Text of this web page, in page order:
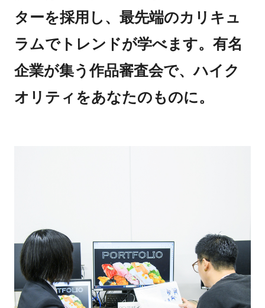
ターを採用し、最先端のカリキュ
ラムでトレンドが学べます。有名
企業が集う作品審査会で、ハイク
オリティをあなたのものに。